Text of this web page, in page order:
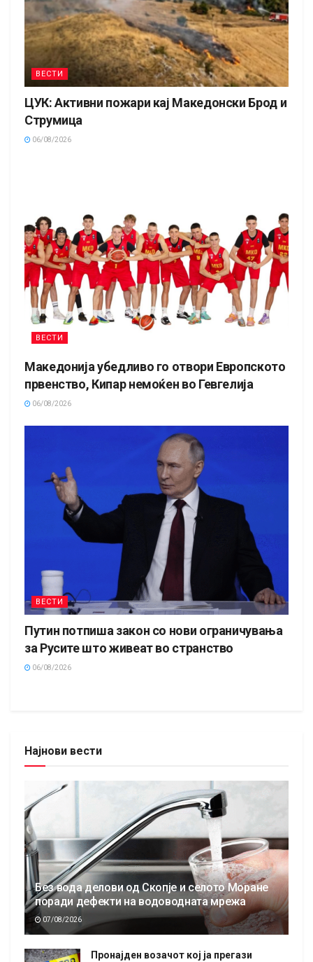
ВЕСТИ
ЦУК: Активни пожари кај Македонски Брод и
Струмица
06/08/2026
ВЕСТИ
Македонија убедливо го отвори Европското
првенство, Кипар немоќен во Гевгелија
06/08/2026
ВЕСТИ
Путин потпиша закон со нови ограничувања
за Русите што живеат во странство
06/08/2026
Најнови вести
Без вода делови од Скопје и селото Моране
поради дефекти на водоводната мрежа
07/08/2026
Пронајден возачот кој ја прегази